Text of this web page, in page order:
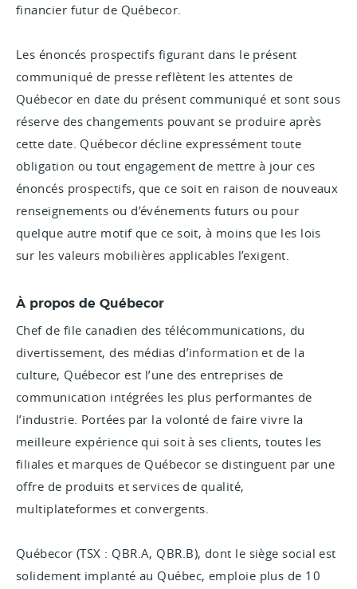
financier futur de Québecor.
Les énoncés prospectifs figurant dans le présent
communiqué de presse reflètent les attentes de
Québecor en date du présent communiqué et sont sous
réserve des changements pouvant se produire après
cette date. Québecor décline expressément toute
obligation ou tout engagement de mettre à jour ces
énoncés prospectifs, que ce soit en raison de nouveaux
renseignements ou d’événements futurs ou pour
quelque autre motif que ce soit, à moins que les lois
sur les valeurs mobilières applicables l’exigent.
À propos de Québecor
Chef de file canadien des télécommunications, du
divertissement, des médias d’information et de la
culture, Québecor est l’une des entreprises de
communication intégrées les plus performantes de
l’industrie. Portées par la volonté de faire vivre la
meilleure expérience qui soit à ses clients, toutes les
filiales et marques de Québecor se distinguent par une
offre de produits et services de qualité,
multiplateformes et convergents.
Québecor (TSX : QBR.A, QBR.B), dont le siège social est
solidement implanté au Québec, emploie plus de 10